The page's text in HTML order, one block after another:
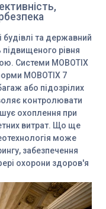
будівлі та державний
рівня
Системи MOBOTIX
MOBOTIX 7
або підозрілих
контролювати
охоплення при
витрат. Що ще
може
забезпечення
охорони здоров'я